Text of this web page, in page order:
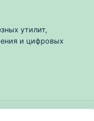
утилит,
и цифровых